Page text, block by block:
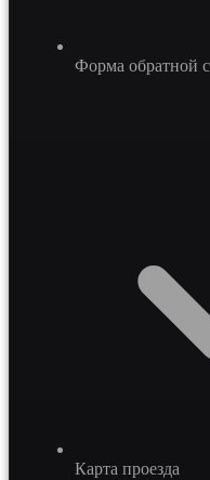
Форма обратной
Карта проезда